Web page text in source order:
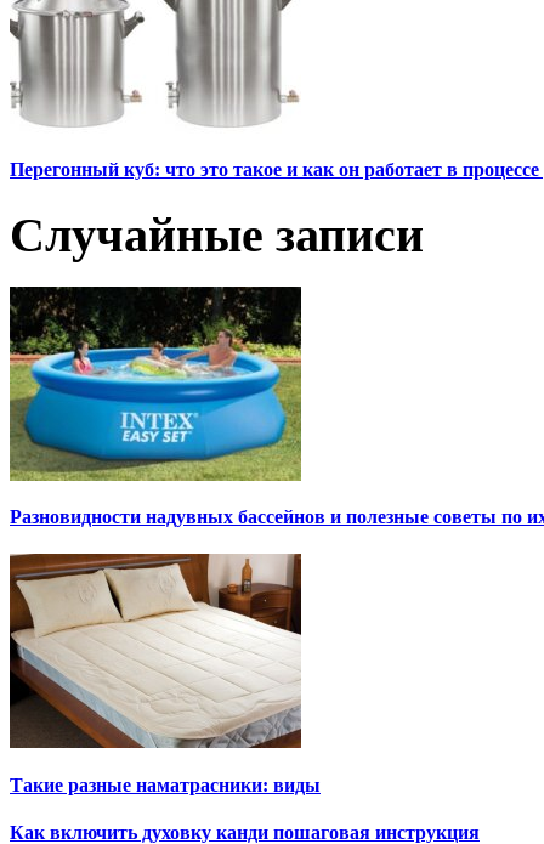
Перегонный куб: что это такое и как он работает в
Случайные записи
Разновидности надувных бассейнов и полезные советы по
Такие разные наматрасники: виды
Как включить духовку канди пошаговая инструкция